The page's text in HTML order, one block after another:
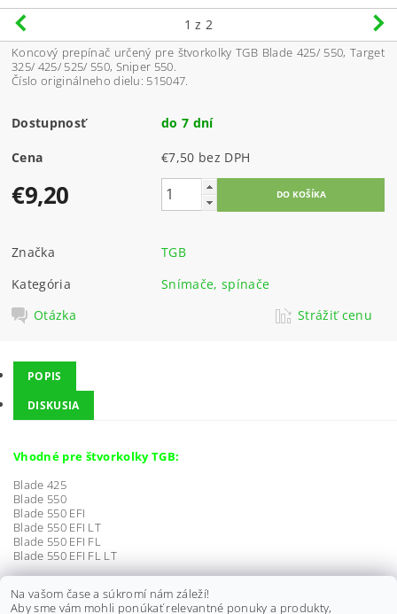
1 z 2
Koncový prepínač určený pre štvorkolky TGB Blade 425/ 550, Target
325/ 425/ 525/ 550, Sniper 550.
Číslo originálneho dielu: 515047.
Dostupnosť do 7 dní
Cena €7,50 bez DPH
€9,20
Značka
TGB
Kategória
Snímače, spínače
Otázka
Strážiť cenu
POPIS
DISKUSIA
Vhodné pre štvorkolky TGB:
Blade 425
Blade 550
Blade 550 EFI
Blade 550 EFI LT
Blade 550 EFI FL
Blade 550 EFI FL LT
Target 425
Na vašom čase a súkromí nám záleží!
Aby sme vám mohli ponúkať relevantné ponuky a produkty,